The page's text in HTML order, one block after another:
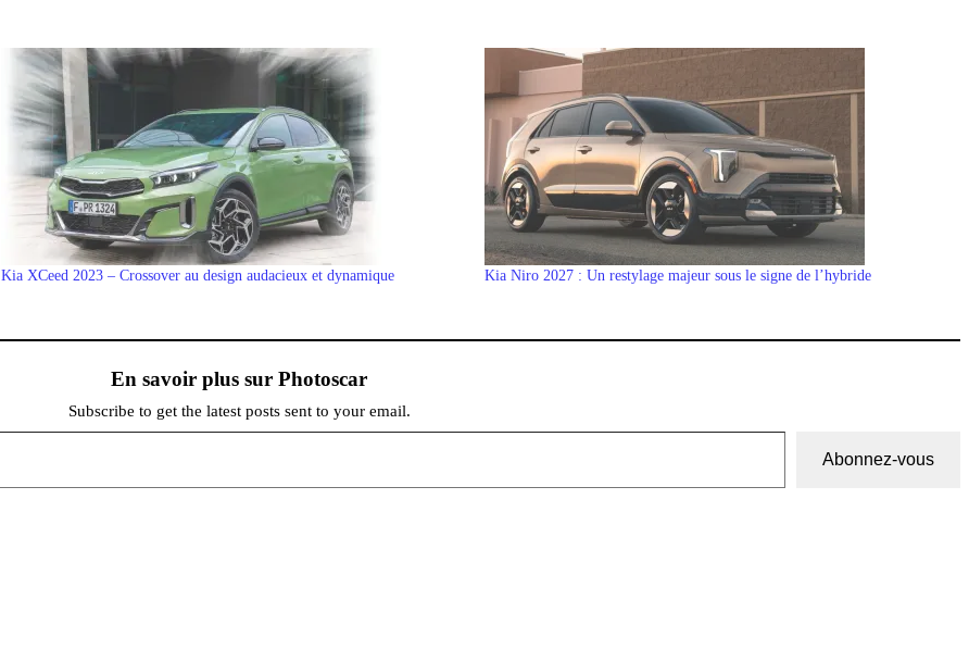
Kia XCeed 2023 – Crossover au design audacieux et dynamique Kia Niro 2027 : Un restylage majeur sous le signe de l’hybride
En savoir plus sur Photoscar
Subscribe to get the latest posts sent to your email.
Abonnez-vous